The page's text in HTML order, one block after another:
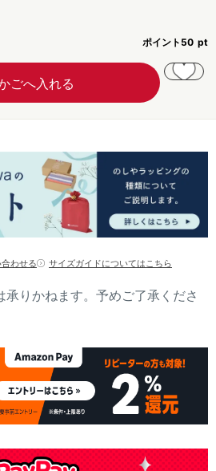
ポイント50
わせる サイズガイドについてはこちら
承りかねます。予めご了承くださ